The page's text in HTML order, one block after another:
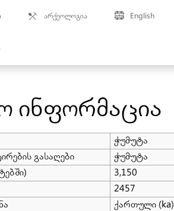
არქეოლოგია English
ინფორმაცია
ჭუმუტა
გასაღები
ჭუმუტა
3,150
2457
ქართული (ka)